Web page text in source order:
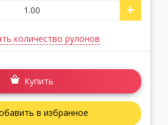
+
количество рулонов
Купить
в избранное